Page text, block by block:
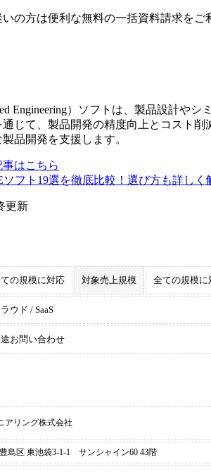
の方は便利な無料の一括資料請求をご
Engineering）ソフトは、製品設計や
じて、製品開発の精度向上とコスト
品開発を支援します。
はこちら
ソフト19選を徹底比較！選び方も詳しく
更新
の規模に対応 対象売上規模 全ての規模に
ウド / SaaS
お問い合わせ
アリング株式会社
豊島区 東池袋3-1-1 サンシャイン60 43階